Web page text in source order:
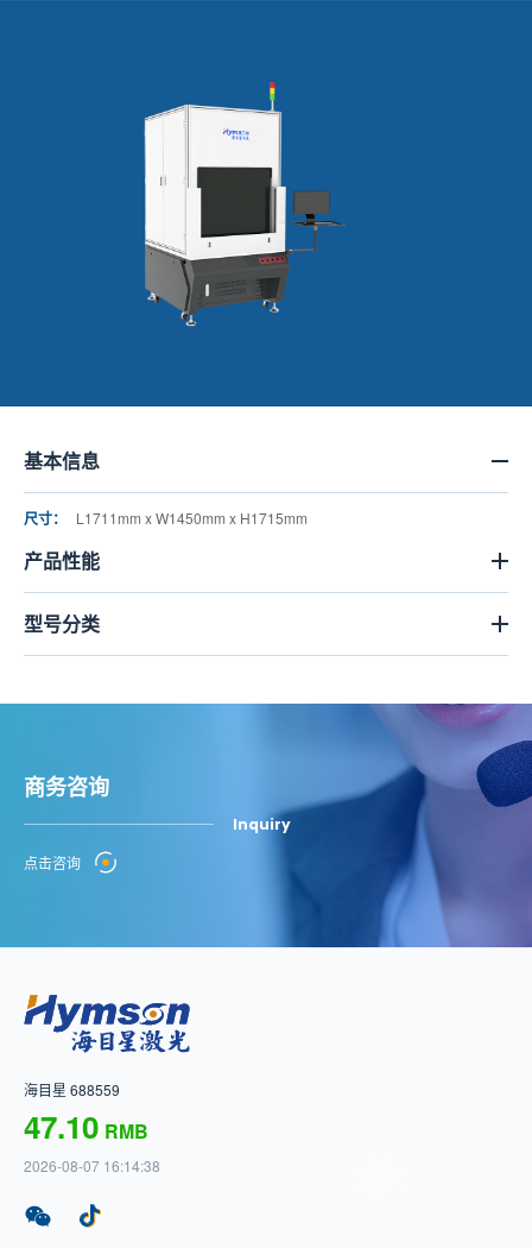
基本信息
尺寸： L1711mm x W1450mm x H1715mm
产品性能
型号分类
商务咨询
Inquiry
点击咨询
海目星 688559
47.10 RMB
2026-08-07 16:14:38